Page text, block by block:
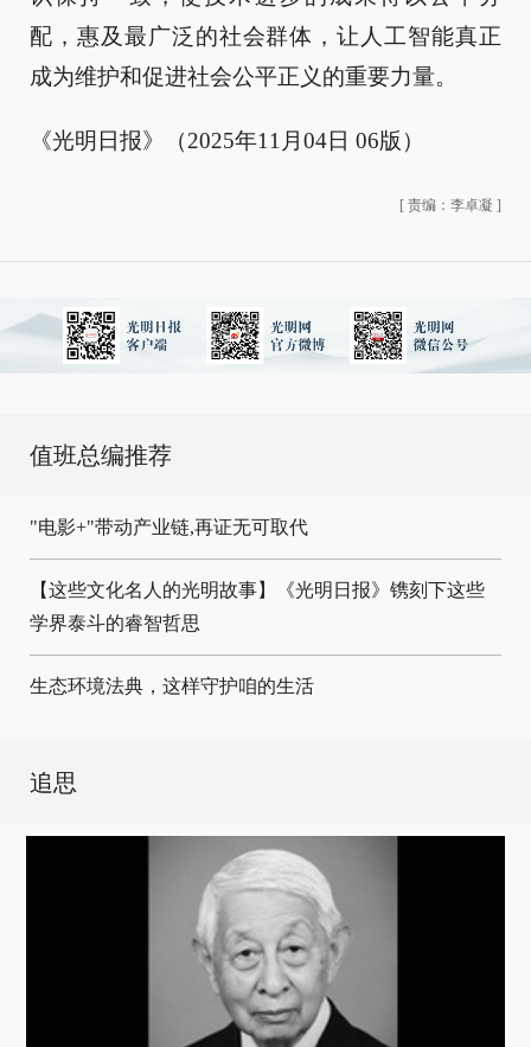
配，惠及最广泛的社会群体，让人工智能真正
成为维护和促进社会公平正义的重要力量。
《光明日报》（2025年11月04日 06版）
[ 责编：李卓凝 ]
值班总编推荐
"电影+"带动产业链,再证无可取代
【这些文化名人的光明故事】《光明日报》镌刻下这些
学界泰斗的睿智哲思
生态环境法典，这样守护咱的生活
追思